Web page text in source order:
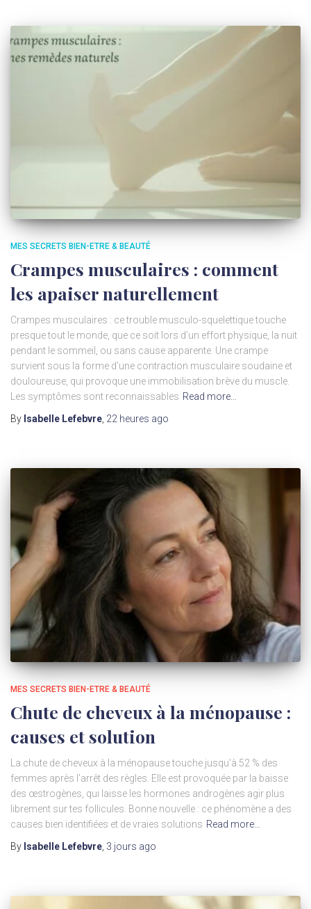
MES SECRETS BIEN-ETRE & BEAUTÉ
Crampes musculaires : comment
les apaiser naturellement
Crampes musculaires : ce trouble musculo-squelettique touche
presque tout le monde, que ce soit lors d’un effort physique, la nuit
pendant le sommeil, ou sans cause apparente. Une crampe
survient sous la forme d’une contraction musculaire soudaine et
douloureuse, qui provoque une immobilisation brève du muscle.
Les symptômes sont reconnaissables Read more…
By Isabelle Lefebvre, 22 heures ago
MES SECRETS BIEN-ETRE & BEAUTÉ
Chute de cheveux à la ménopause :
causes et solution
La chute de cheveux à la ménopause touche jusqu’à 52 % des
femmes après l’arrêt des règles. Elle est provoquée par la baisse
des œstrogènes, qui laisse les hormones androgènes agir plus
librement sur tes follicules. Bonne nouvelle : ce phénomène a des
causes bien identifiées et de vraies solutions Read more…
By Isabelle Lefebvre 3 jours ago